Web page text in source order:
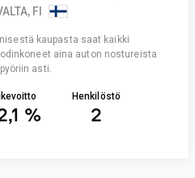
FI
kaupasta saat kaikki
aina auton nostureista
asti.
%
Henkilöstö
2